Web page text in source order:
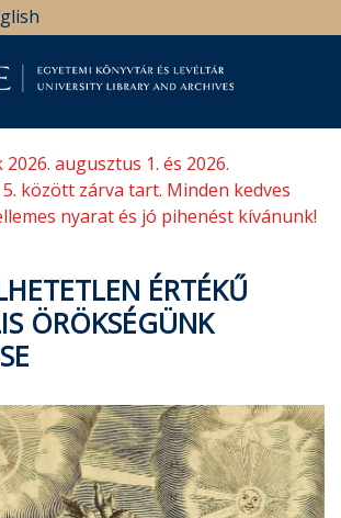
augusztus 1. és 2026.
között zárva tart. Minden kedves
nyarat és jó pihenést kívánunk!
ÉRTÉKŰ
ÖRÖKSÉGÜNK